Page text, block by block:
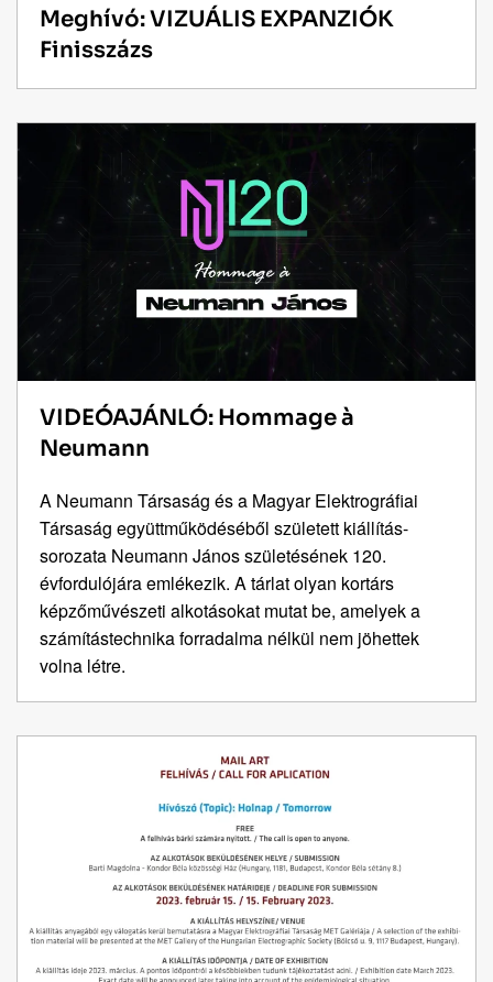
Meghívó: VIZUÁLIS EXPANZIÓK
Finisszázs
VIDEÓAJÁNLÓ: Hommage à
Neumann
A Neumann Társaság és a Magyar Elektrográfiai
Társaság együttműködéséből született kiállítás-
sorozata Neumann János születésének 120.
évfordulójára emlékezik. A tárlat olyan kortárs
képzőművészeti alkotásokat mutat be, amelyek a
számítástechnika forradalma nélkül nem jöhettek
volna létre.